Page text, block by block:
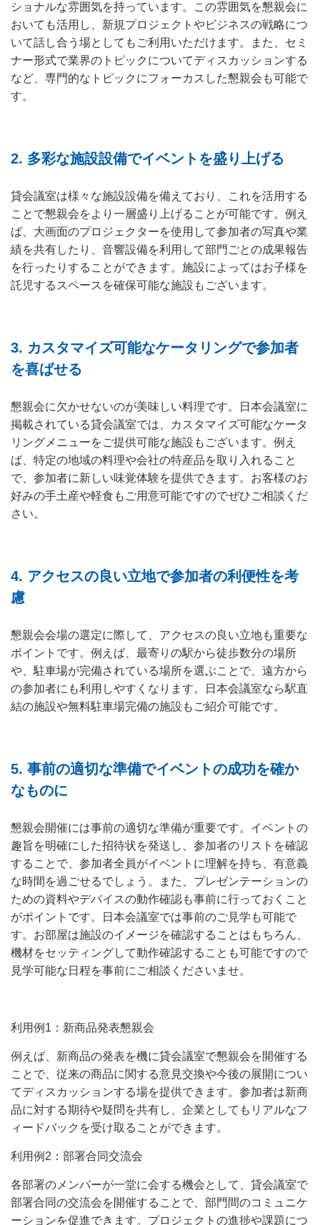
ショナルな雰囲気を持っています。この雰囲気を懇親会に
おいても活用し、新規プロジェクトやビジネスの戦略につ
いて話し合う場としてもご利用いただけます。また、セミ
ナー形式で業界のトピックについてディスカッションする
など、専門的なトピックにフォーカスした懇親会も可能で
す。
2. 多彩な施設設備でイベントを盛り上げる
貸会議室は様々な施設設備を備えており、これを活用する
ことで懇親会をより一層盛り上げることが可能です。例え
ば、大画面のプロジェクターを使用して参加者の写真や業
績を共有したり、音響設備を利用して部門ごとの成果報告
を行ったりすることができます。施設によってはお子様を
託児するスペースを確保可能な施設もございます。
3. カスタマイズ可能なケータリングで参加者
を喜ばせる
懇親会に欠かせないのが美味しい料理です。日本会議室に
掲載されている貸会議室では、カスタマイズ可能なケータ
リングメニューをご提供可能な施設もございます。例え
ば、特定の地域の料理や会社の特産品を取り入れること
で、参加者に新しい味覚体験を提供できます。お客様のお
好みの手土産や軽食もご用意可能ですのでぜひご相談くだ
さい。
4. アクセスの良い立地で参加者の利便性を考
慮
懇親会会場の選定に際して、アクセスの良い立地も重要な
ポイントです。例えば、最寄りの駅から徒歩数分の場所
や、駐車場が完備されている場所を選ぶことで、遠方から
の参加者にも利用しやすくなります。日本会議室なら駅直
結の施設や無料駐車場完備の施設もご紹介可能です。
5. 事前の適切な準備でイベントの成功を確か
なものに
懇親会開催には事前の適切な準備が重要です。イベントの
趣旨を明確にした招待状を発送し、参加者のリストを確認
することで、参加者全員がイベントに理解を持ち、有意義
な時間を過ごせるでしょう。また、プレゼンテーションの
ための資料やデバイスの動作確認も事前に行っておくこと
がポイントです。日本会議室では事前のご見学も可能で
す。お部屋は施設のイメージを確認することはもちろん、
機材をセッティングして動作確認することも可能ですので
見学可能な日程を事前にご相談くださいませ。
利用例1：新商品発表懇親会
例えば、新商品の発表を機に貸会議室で懇親会を開催する
ことで、従来の商品に関する意見交換や今後の展開につい
てディスカッションする場を提供できます。参加者は新商
品に対する期待や疑問を共有し、企業としてもリアルなフ
ィードバックを受け取ることができます。
利用例2：部署合同交流会
各部署のメンバーが一堂に会する機会として、貸会議室で
部署合同の交流会を開催することで、部門間のコミュニケ
ーションを促進できます。プロジェクトの進捗や課題につ